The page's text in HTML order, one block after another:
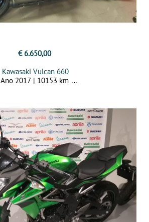
€ 6.650,00
Kawasaki Vulcan 660
Ano 2017 | 10153 km